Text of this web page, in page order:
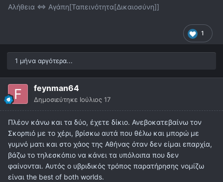
1
Αλήθεια <=> Αγάπη[Ταπεινότητα[Δικαιοσύνη]]
1 μήνα αργότερα...
feynman64
Δημοσιεύτηκε Ιούλιος 17
Πλέον κάνω και τα δύο, έχετε δίκιο. Ανεβοκατεβαίνω τον
Σκορπιό με το χέρι, βρίσκω αυτά που θέλω και μπορώ με
γυμνό ματι και στο χάος της Αθήνας όταν δεν είμαι επαρχία,
βάζω το τηλεσκόπιο να κάνει τα υπόλοιπα που δεν
φαίνονται. Αυτός ο υβριδικός τρόπος παρατήρησης νομίζω
είναι the best of both worlds.